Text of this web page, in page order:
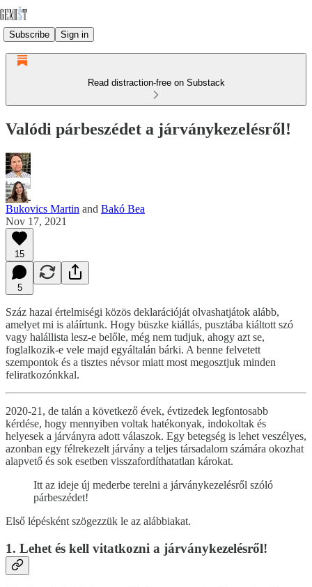
Subscribe Sign in
Read distraction-free on Substack
Valódi párbeszédet a járványkezelésről!
Bukovics Martin and Bakó Bea
Nov 17, 2021
15
5
Száz hazai értelmiségi közös deklarációját olvashatjátok alább,
amelyet mi is aláírtunk. Hogy büszke kiállás, pusztába kiáltott szó
vagy halállista lesz-e belőle, még nem tudjuk, ahogy azt se,
foglalkozik-e vele majd egyáltalán bárki. A benne felvetett
szempontok és a tisztes névsor miatt most megosztjuk minden
feliratkozónkkal.
2020-21, de talán a következő évek, évtizedek legfontosabb
kérdése, hogy mennyiben voltak hatékonyak, indokoltak és
helyesek a járványra adott válaszok. Egy betegség is lehet veszélyes,
azonban egy félrekezelt járvány a teljes társadalom számára okozhat
alapvető és sok esetben visszafordíthatatlan károkat.
Itt az ideje új mederbe terelni a járványkezelésről szóló
párbeszédet!
Első lépésként szögezzük le az alábbiakat.
1. Lehet és kell vitatkozni a járványkezelésről!